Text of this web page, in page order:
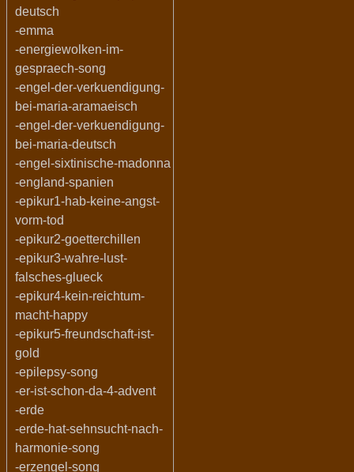
deutsch
-emma
-energiewolken-im-
gespraech-song
-engel-der-verkuendigung-
bei-maria-aramaeisch
-engel-der-verkuendigung-
bei-maria-deutsch
-engel-sixtinische-madonna
-england-spanien
-epikur1-hab-keine-angst-
vorm-tod
-epikur2-goetterchillen
-epikur3-wahre-lust-
falsches-glueck
-epikur4-kein-reichtum-
macht-happy
-epikur5-freundschaft-ist-
gold
-epilepsy-song
-er-ist-schon-da-4-advent
-erde
-erde-hat-sehnsucht-nach-
harmonie-song
-erzengel-song